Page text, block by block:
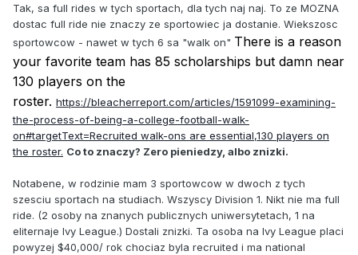
pieniadze poza stypendium (ma sie to zmienic, ale
to inna historia), ale przeciez jakos trzeba
zachecic mlodziez zeby wybrala konkretna
uczelnie. Np. na UT @ Austin dawali pod stolem
mlodym chlopakom "karnet" na panie lekkich
obyczajow. Trzeba bylo jakis incentive miec
to w takim "swietym" stanie co nie mozna kupic
alkoholu w niedziele przed poludniem.
Tak, sa full rides w tych sportach, dla tych naj naj. To ze MOZNA
dostac full ride nie znaczy ze sportowiec ja dostanie. Wiekszosc
sportowcow - nawet w tych 6 sa "walk on" There is a reason
your favorite team has 85 scholarships but damn near
130 players on the
roster. https://bleacherreport.com/articles/1591099-examining-
the-process-of-being-a-college-football-walk-
on#targetText=Recruited walk-ons are essential,130 players on
the roster. Co to znaczy? Zero pieniedzy, albo znizki.
Notabene, w rodzinie mam 3 sportowcow w dwoch z tych
szesciu sportach na studiach. Wszyscy Division 1. Nikt nie ma full
ride. (2 osoby na znanych publicznych uniwersytetach, 1 na
eliternaje Ivy League.) Dostali znizki. Ta osoba na Ivy League placi
powyzej $40,000/ rok chociaz byla recruited i ma national